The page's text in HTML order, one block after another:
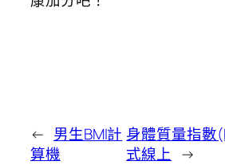
← 男生BMI計
算機
身體質量指數
式線上 →